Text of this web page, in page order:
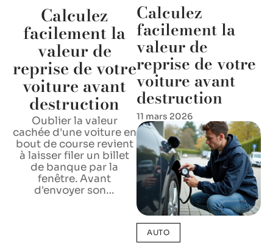
Calculez
facilement la
valeur de
reprise de votre
voiture avant
destruction
Oublier la valeur
cachée d'une voiture en
bout de course revient
à laisser filer un billet
de banque par la
fenêtre. Avant
d'envoyer son…
Calculez
facilement la
valeur de
reprise de votre
voiture avant
destruction
11 mars 2026
AUTO